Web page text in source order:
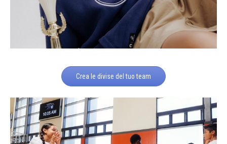
Crea le divise del tuo team